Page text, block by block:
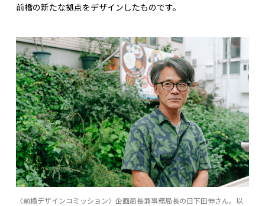
前橋の新たな拠点をデザインしたものです。
〈前橋デザインコミッション〉企画局長兼事務局長の日下田伸さん。以